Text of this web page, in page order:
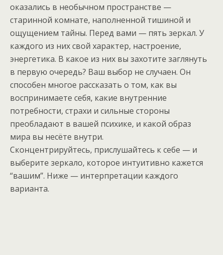
оказались в необычном пространстве —
старинной комнате, наполненной тишиной и
ощущением тайны. Перед вами — пять зеркал. У
каждого из них свой характер, настроение,
энергетика. В какое из них вы захотите заглянуть
в первую очередь? Ваш выбор не случаен. Он
способен многое рассказать о том, как вы
воспринимаете себя, какие внутренние
потребности, страхи и сильные стороны
преобладают в вашей психике, и какой образ
мира вы несёте внутри.
Сконцентрируйтесь, прислушайтесь к себе — и
выберите зеркало, которое интуитивно кажется
“вашим”. Ниже — интерпретации каждого
варианта.